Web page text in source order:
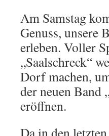
Am Samstag
Genuss, unsere
erleben. Voller
„Saalschreck“
Dorf machen,
der neuen Band
eröffnen.
Da in den